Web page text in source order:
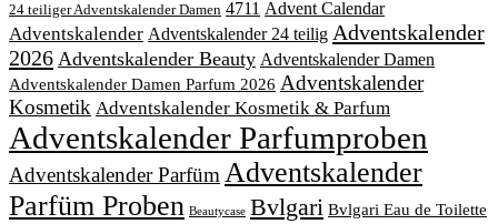
24 teiliger Adventskalender Damen 4711 Advent Calendar
Adventskalender Adventskalender 24 teilig Adventskalender
2026 Adventskalender Beauty Adventskalender Damen
Adventskalender Damen Parfum 2026 Adventskalender
Kosmetik Adventskalender Kosmetik & Parfum
Adventskalender Parfumproben
Adventskalender Parfüm Adventskalender
Parfüm Proben Beautycase Bvlgari Bvlgari Eau de Toilette